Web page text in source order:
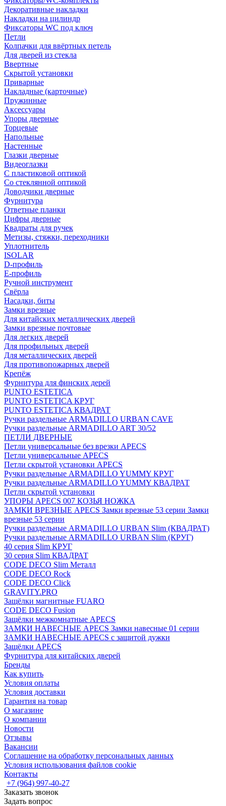
Декоративные накладки
Накладки на цилиндр
Фиксаторы WC под ключ
Петли
Колпачки для ввёртных петель
Для дверей из стекла
Ввертные
Скрытой установки
Приварные
Накладные (карточные)
Пружинные
Аксессуары
Упоры дверные
Торцевые
Напольные
Настенные
Глазки дверные
Видеоглазки
С пластиковой оптикой
Со стеклянной оптикой
Доводчики дверные
Фурнитура
Ответные планки
Цифры дверные
Квадраты для ручек
Метизы, стяжки, переходники
Уплотнитель
ISOLAR
D-профиль
Е-профиль
Ручной инструмент
Свёрла
Насадки, биты
Замки врезные
Для китайских металлических дверей
Замки врезные почтовые
Для легких дверей
Для профильных дверей
Для металлических дверей
Для противопожарных дверей
Крепёж
Фурнитура для финских дерей
PUNTO ESTETICA
PUNTO ESTETICA КРУГ
PUNTO ESTETICA КВАДРАТ
Ручки раздельные ARMADILLO URBAN CAVE
Ручки раздельные ARMADILLO ART 30/52
ПЕТЛИ ДВЕРНЫЕ
Петли универсальные без врезки APECS
Петли универсальные APECS
Петли скрытой установки APECS
Ручки раздельные ARMADILLO YUMMY КРУГ
Ручки раздельные ARMADILLO YUMMY КВАДРАТ
Петли скрытой установки
УПОРЫ APECS 007 КОЗЬЯ НОЖКА
ЗАМКИ ВРЕЗНЫЕ APECS Замки врезные 53 серии Замки
врезные 53 серии
Ручки раздельные ARMADILLO URBAN Slim (КВАДРАТ)
Ручки раздельные ARMADILLO URBAN Slim (КРУГ)
40 серия Slim КРУГ
30 серия Slim КВАДРАТ
CODE DECO Slim Металл
CODE DECO Rock
CODE DECO Click
GRAVITY.PRO
Защёлки магнитные FUARO
CODE DECO Fusion
Защёлки межкомнатные APECS
ЗАМКИ НАВЕСНЫЕ APECS Замки навесные 01 серии
ЗАМКИ НАВЕСНЫЕ APECS с защитой дужки
Защёлки APECS
Фурнитура для китайских дверей
Бренды
Как купить
Условия оплаты
Условия доставки
Гарантия на товар
О магазине
О компании
Новости
Отзывы
Вакансии
Соглашение на обработку персональных данных
Условия использования файлов cookie
Контакты
+7 (964) 997-40-27
Заказать звонок
Задать вопрос